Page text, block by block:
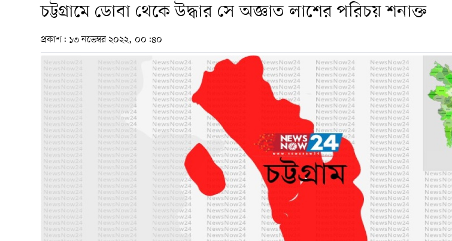
চট্টগ্রামে ডোবা থেকে উদ্ধার সে অজ্ঞাত লাশের পরিচয় শনাক্ত
প্রকাশ: ১৩ নভেম্বর ২০২২, ০০:৪০